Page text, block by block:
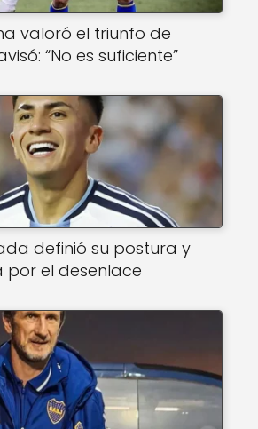
valoró el triunfo de
“No es suficiente”
definió su postura y
por el desenlace